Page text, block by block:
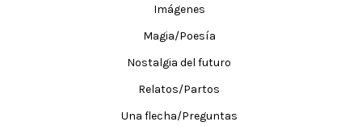
Imágenes
Magia/Poesía
Nostalgia del futuro
Relatos/Partos
Una flecha/Preguntas